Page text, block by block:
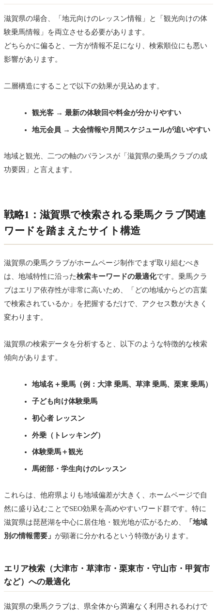
滋賀県の場合、「地元向けのレッスン情報」と「観光向けの体
験乗馬情報」を両立させる必要があります。
どちらかに偏ると、一方が情報不足になり、検索順位にも悪い
影響があります。
二層構造にすることで以下の効果が見込めます。
観光客 → 最新の体験回や料金が分かりやすい
地元会員 → 大会情報や月間スケジュールが追いやすい
地域と観光、二つの軸のバランスが「滋賀県の乗馬クラブの成
功要因」と言えます。
戦略1：滋賀県で検索される乗馬クラブ関連
ワードを踏まえたサイト構造
滋賀県の乗馬クラブがホームページ制作でまず取り組むべき
は、地域特性に沿った検索キーワードの最適化です。乗馬クラ
ブはエリア依存性が非常に高いため、「どの地域からどの言葉
で検索されているか」を把握するだけで、アクセス数が大きく
変わります。
滋賀県の検索データを分析すると、以下のような特徴的な検索
傾向があります。
地域名＋乗馬（例：大津 乗馬、草津 乗馬、栗東 乗馬）
子ども向け体験乗馬
初心者 レッスン
外乗（トレッキング）
体験乗馬＋観光
馬術部・学生向けのレッスン
これらは、他府県よりも地域偏差が大きく、ホームページで自
然に盛り込むことでSEO効果を高めやすいワード群です。特に
滋賀県は琵琶湖を中心に居住地・観光地が広がるため、
「地域
別の情報需要」 が顕著に分かれるという特徴があります。
エリア検索（大津市・草津市・栗東市・守山市・甲賀市
など）への最適化
滋賀県の乗馬クラブは、県全体から満遍なく利用されるわけで